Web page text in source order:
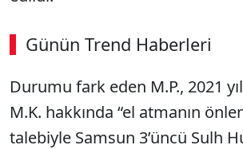
Günün Trend Haberleri
00:02 / 08:43
Durumu fark eden M.P., 2021
M.K. hakkında “el atmanın
talebiyle Samsun 3’üncü Sulh